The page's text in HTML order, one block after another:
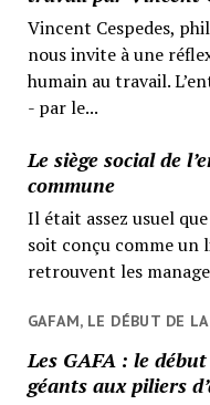
Vincent Cespedes,
nous invite à une
humain au travail.
- par le...
Le siège social de
commune
Il était assez usuel
soit conçu comme un
retrouvent les
GAFAM, LE DÉBUT DE
Les GAFA : le
géants aux piliers